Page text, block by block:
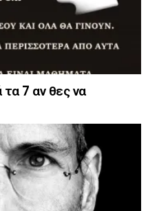
7 αν θες να